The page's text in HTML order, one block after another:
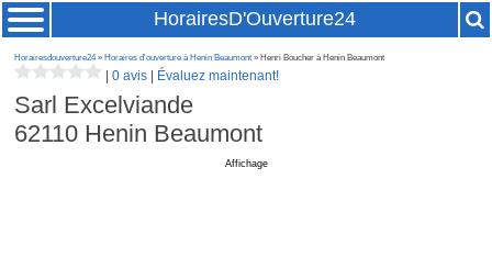
HorairesD'Ouverture24
Horairesdouverture24» Horaires d'ouverture à Henin Beaumont » Henri Boucher à Henin Beaumont
|0 avis Évaluez maintenant!
Sarl Excelviande
62110 Henin Beaumont
Affichage